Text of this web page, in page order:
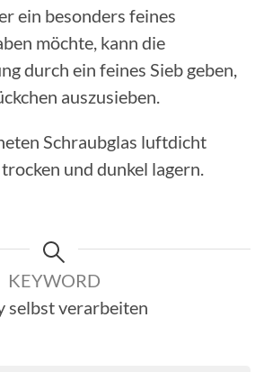
ein besonders feines
möchte, kann die
durch ein feines Sieb geben,
auszusieben.
Schraubglas luftdicht
und dunkel lagern.
KEYWORD
selbst verarbeiten